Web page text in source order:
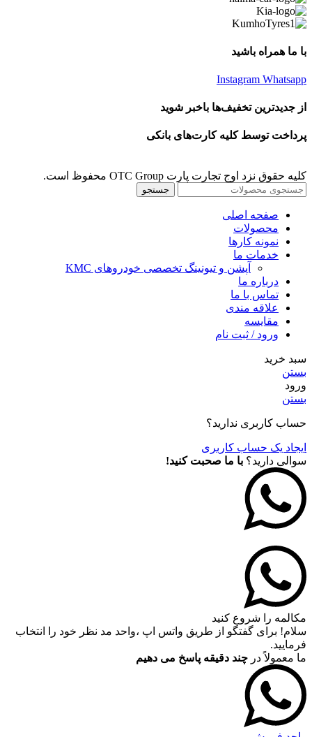
با ما همراه باشید
Instagram Whatsapp
از جدیدترین تخفیف‌ها باخبر شوید
پرداخت توسط کلیه کارت‌های بانکی
کلیه حقوق نزد اوج تجارت پارت OTC Group محفوظ است.
جستجو
صفحه اصلی
محصولات
نمونه کارها
خدمات ما
آپشن و تیونینگ تخصصی خودروهای KMC
درباره ما
تماس با ما
علاقه مندی
مقايسه
ورود / ثبت نام
سبد خرید
بستن
ورود
بستن
حساب کاربری ندارید؟
ایجاد یک حساب کاربری
سوالی دارید؟ با ما صحبت کنید!
مکالمه را شروع کنید
سلام! برای گفتگو از طریق واتس اپ ،واحد مد نظر خود را انتخاب
فرمایید.
ما معمولاً در چند دقیقه پاسخ می دهیم